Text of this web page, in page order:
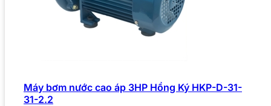
Máy bơm nước cao áp 3HP Hồng Ký HKP-D-31-
31-2.2